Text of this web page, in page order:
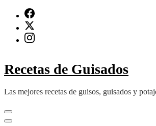
Recetas de Guisados
Las mejores recetas de guisos, guisados y